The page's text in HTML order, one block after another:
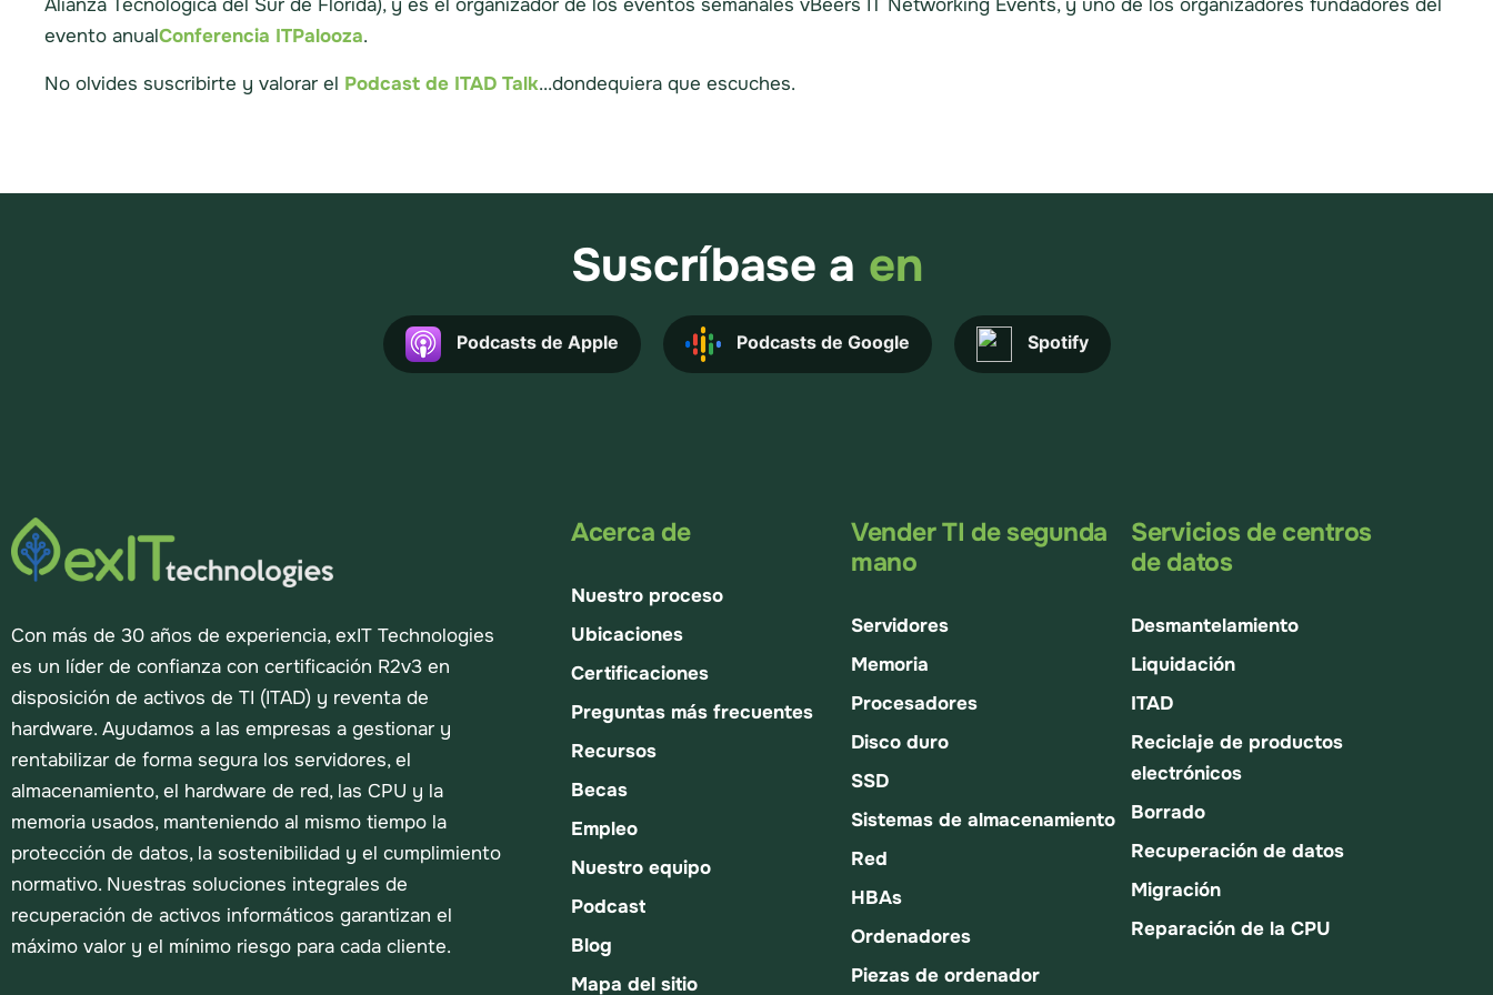
Alianza Tecnológica del Sur de Florida), y es el organizador de los eventos semanales vBeers IT Networking Events, y uno de los organizadores fundadores del
evento anualConferencia ITPalooza.
No olvides suscribirte y valorar el Podcast de ITAD Talk...dondequiera que escuches.
Suscríbase a en
Podcasts de Apple Podcasts de Google Spotify
Con más de 30 años de experiencia, exIT Technologies
es un líder de confianza con certificación R2v3 en
disposición de activos de TI (ITAD) y reventa de
hardware. Ayudamos a las empresas a gestionar y
rentabilizar de forma segura los servidores, el
almacenamiento, el hardware de red, las CPU y la
memoria usados, manteniendo al mismo tiempo la
protección de datos, la sostenibilidad y el cumplimiento
normativo. Nuestras soluciones integrales de
recuperación de activos informáticos garantizan el
máximo valor y el mínimo riesgo para cada cliente.
Acerca de
Nuestro proceso
Ubicaciones
Certificaciones
Preguntas más frecuentes
Recursos
Becas
Empleo
Nuestro equipo
Podcast
Blog
Mapa del sitio
Vender TI de segunda
mano
Servidores
Memoria
Procesadores
Disco duro
SSD
Sistemas de almacenamiento
Red
HBAs
Ordenadores
Piezas de ordenador
Servicios de centros
de datos
Desmantelamiento
Liquidación
ITAD
Reciclaje de productos
electrónicos
Borrado
Recuperación de datos
Migración
Reparación de la CPU